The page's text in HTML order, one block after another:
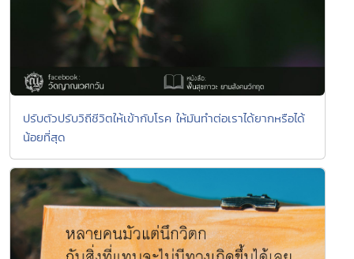
ปรับตัวปรับวิถีชีวิตให้เข้ากับโรค ให้มันทำต่อเราได้ยากหรือได้
น้อยที่สุด